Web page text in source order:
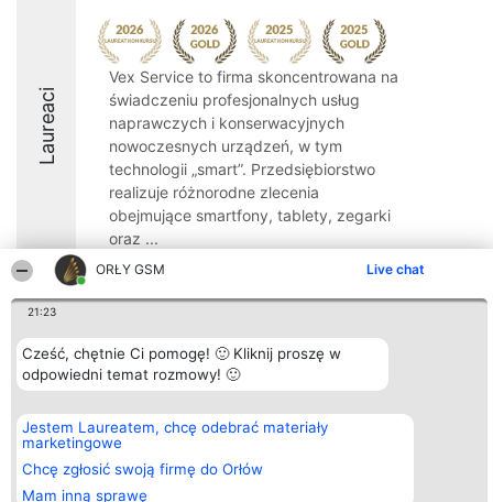
ORŁY GSM Live chat
21:23
Cześć, chętnie Ci pomogę! 🙂 Kliknij proszę w
odpowiedni temat rozmowy! 🙂
Jestem Laureatem, chcę odebrać materiały
marketingowe
Chcę zgłosić swoją firmę do Orłów
Mam inną sprawę
Laureaci
Vex Service to firma skoncentrowana na
świadczeniu profesjonalnych usług
naprawczych i konserwacyjnych
nowoczesnych urządzeń, w tym
technologii „smart”. Przedsiębiorstwo
realizuje różnorodne zlecenia
obejmujące smartfony, tablety, zegarki
oraz ...
9.6
Organizator plebiscytu
Bright Side Solutions sp. z o.
o. sp. k.
Wrocław 50-079
KRS 0000749100 | Regon
381313360 | NIP 8943132676
+48 508 492 400
Plebiscyt
Laureaci
Lista
Laureatów
Polityka
Kontakt